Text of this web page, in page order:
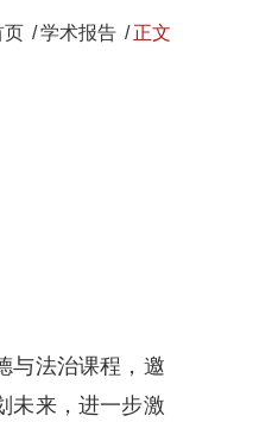
页 /学术报告 / 正文
与法治课程，邀
未来，进一步激